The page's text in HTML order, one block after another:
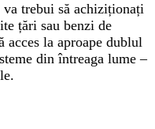
va trebui să achiziționați
țări sau benzi de
acces la aproape dublul
din întreaga lume –